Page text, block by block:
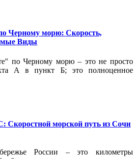
Черному морю: Скорость,
Виды
по Черному морю – это не просто
А в пункт Б; это полноценное
морской путь из Сочи
России – это километры